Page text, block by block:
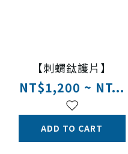
【刺蝟鈦護片】
NT$1,200 ~ NT...
ADD TO CART